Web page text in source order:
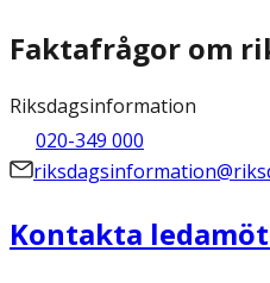
Faktafrågor om
Riksdagsinformation
020-349 000
Kontakta